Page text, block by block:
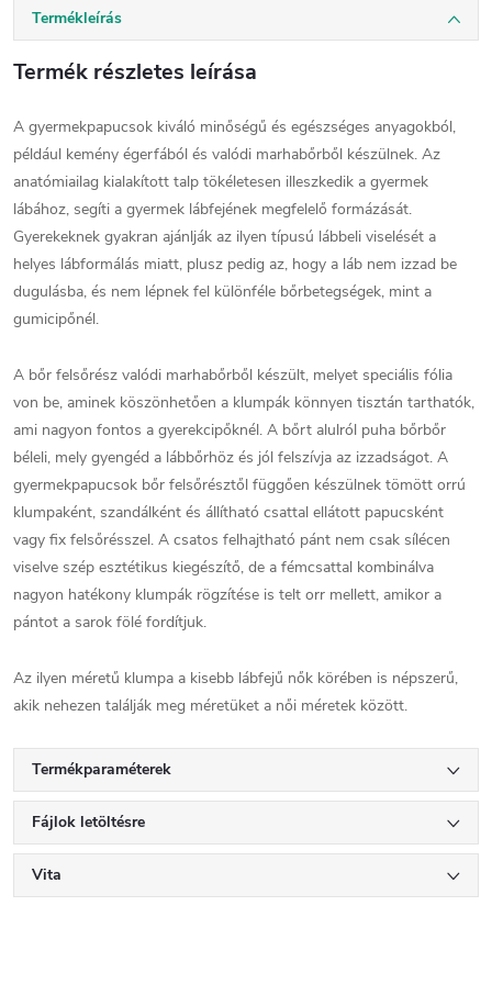
Termékleírás
Termék részletes leírása
A gyermekpapucsok kiváló minőségű és egészséges anyagokból,
például kemény égerfából és valódi marhabőrből készülnek. Az
anatómiailag kialakított talp tökéletesen illeszkedik a gyermek
lábához, segíti a gyermek lábfejének megfelelő formázását.
Gyerekeknek gyakran ajánlják az ilyen típusú lábbeli viselését a
helyes lábformálás miatt, plusz pedig az, hogy a láb nem izzad be
dugulásba, és nem lépnek fel különféle bőrbetegségek, mint a
gumicipőnél.
A bőr felsőrész valódi marhabőrből készült, melyet speciális fólia
von be, aminek köszönhetően a klumpák könnyen tisztán tarthatók,
ami nagyon fontos a gyerekcipőknél. A bőrt alulról puha bőrbőr
béleli, mely gyengéd a lábbőrhöz és jól felszívja az izzadságot. A
gyermekpapucsok bőr felsőrésztől függően készülnek tömött orrú
klumpaként, szandálként és állítható csattal ellátott papucsként
vagy fix felsőrésszel. A csatos felhajtható pánt nem csak sílécen
viselve szép esztétikus kiegészítő, de a fémcsattal kombinálva
nagyon hatékony klumpák rögzítése is telt orr mellett, amikor a
pántot a sarok fölé fordítjuk.
Az ilyen méretű klumpa a kisebb lábfejű nők körében is népszerű,
akik nehezen találják meg méretüket a női méretek között.
Termékparaméterek
Fájlok letöltésre
Vita